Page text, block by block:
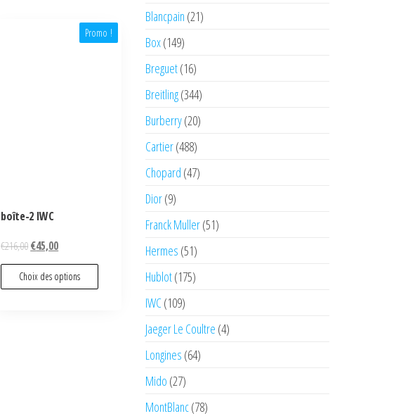
Promo !
boîte-2 IWC
€216,00€45,00
Choix des options
Blancpain (21)
Box(149)
Breguet(16)
Breitling(344)
Burberry(20)
Cartier(488)
Chopard (47)
Dior(9)
Franck Muller(51)
Hermes (51)
Hublot(175)
IWC(109)
Jaeger Le Coultre (4)
Longines (64)
Mido (27)
MontBlanc(78)